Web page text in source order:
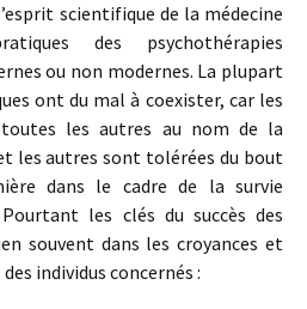
scientifique de la médecine
des psychothérapies
ou non modernes. La plupart
ont du mal à coexister, car les
les autres au nom de la
les autres sont tolérées du bout
dans le cadre de la survie
les clés du succès des
souvent dans les croyances et
individus concernés :